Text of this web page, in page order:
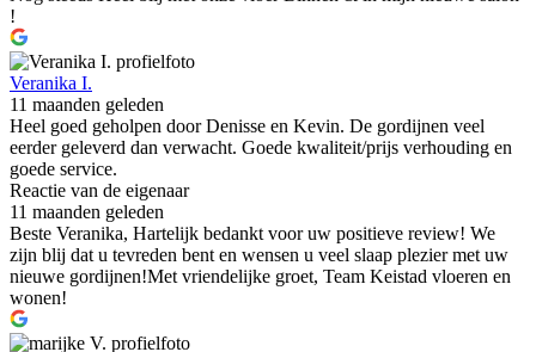
!
Veranika I.
11 maanden geleden
Heel goed geholpen door Denisse en Kevin. De gordijnen veel
eerder geleverd dan verwacht. Goede kwaliteit/prijs verhouding en
goede service.
Reactie van de eigenaar
11 maanden geleden
Beste Veranika, Hartelijk bedankt voor uw positieve review! We
zijn blij dat u tevreden bent en wensen u veel slaap plezier met uw
nieuwe gordijnen!Met vriendelijke groet, Team Keistad vloeren en
wonen!